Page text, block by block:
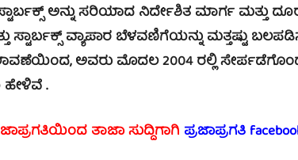
ಅನ್ನು ಸರಿಯಾದ ನಿರ್ದೇಶಿತ ಮಾರ್ಗ ಮತ್ತು ದೂರ
ಸ್ಟಾರ್ಬಕ್ಸ್ ವ್ಯಾಪಾರ ಬೆಳವಣಿಗೆಯನ್ನು ಮತ್ತಷ್ಟು
ಅವರು ಮೊದಲ 2004 ರಲ್ಲಿ ಸೇರ್ಪಡೆಗೊಂಡ
.
ತಾಜಾ ಸುದ್ದಿಗಾಗಿ ಪ್ರಜಾಪ್ರಗತಿ